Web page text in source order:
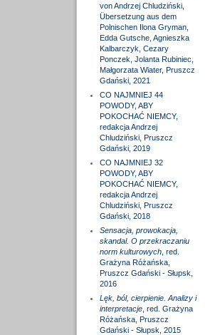
von Andrzej Chludziński,
Übersetzung aus dem
Polnischen Ilona Gryman,
Edda Gutsche, Agnieszka
Kalbarczyk, Cezary
Ponczek, Jolanta Rubiniec,
Małgorzata Wiater, Pruszcz
Gdański, 2021
CO NAJMNIEJ 44
POWODY, ABY
POKOCHAĆ NIEMCY,
redakcja Andrzej
Chludziński, Pruszcz
Gdański, 2019
CO NAJMNIEJ 32
POWODY, ABY
POKOCHAĆ NIEMCY,
redakcja Andrzej
Chludziński, Pruszcz
Gdański, 2018
Sensacja, prowokacja,
skandal. O przekraczaniu
norm kulturowych, red.
Grażyna Różańska,
Pruszcz Gdański - Słupsk,
2016
Lęk, ból, cierpienie. Analizy i
interpretacje, red. Grażyna
Różańska, Pruszcz
Gdański - Słupsk, 2015